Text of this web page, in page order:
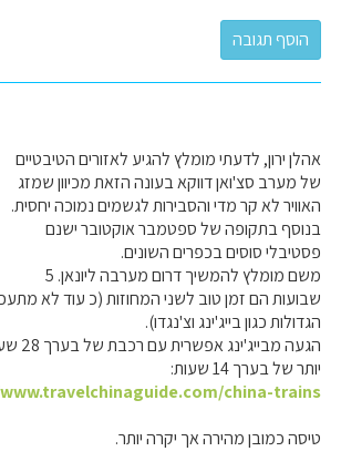
אהלן ירון, לדעתי מומלץ להגיע לאזורים הטיבטיים
של מערב סצ'ואן דווקא בעונה הזאת מכיוון שמזג
האוויר לא קר מדי והסבירות לגשמים נמוכה יחסית.
בנוסף בתקופה של ספטמבר אוקטובר ישנם
פסטיבלי סוסים בכפרים השונים.
משם מומלץ להמשיך דרום מערבה ליונאן. 5
שבועות הם זמן טוב לשני המחוזות (כ עוד לא
הגדולות כגון בייג'ינג וצ'נגדו).
הגעה
יותר של בערך 14 שעות:
china-trains/
טיסה כמובן מהירה אך יקרה יותר.